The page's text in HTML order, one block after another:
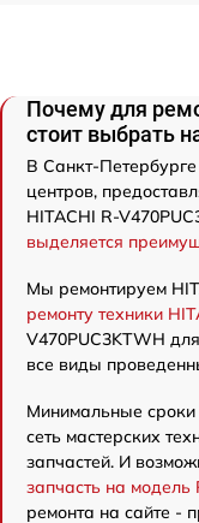
Почему для
стоит выбрать
В Санкт-
центров,
HITACHI R-
выделяется
Мы ремонтируем
ремонту техники
V470PUC3KTWH
все виды
Минимальные
сеть мастерских
запчастей. И
запчасть на модель
ремонта на сайте -